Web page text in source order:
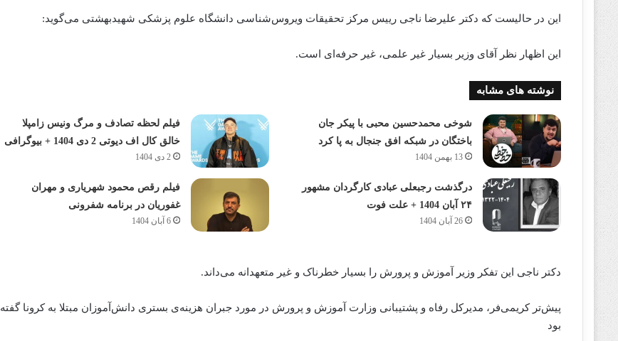
این در حالیست که دکتر علیرضا ناجی رییس مرکز تحقیقات ویروس‌شناسی دانشگاه علوم پزشکی شهیدبهشتی می‌گوید:
این اظهار نظر آقای وزیر بسیار غیر علمی، غیر حرفه‌ای است.
نوشته های مشابه
شوخی محمدحسین محبی با پیکر جان
باختگان در شبکه افق جنجال به پا کرد
13 بهمن 1404
فیلم لحظه تصادف و مرگ ونیس زامپلا
خالق کال اف دیوتی 2 دی 1404 + بیوگرافی
2 دی 1404
درگذشت رجبعلی عبادی کارگردان مشهور
۲۴ آبان 1404 + علت فوت
26 آبان 1404
فیلم رقص محمود شهریاری و مهران
غفوریان در برنامه شفرونی
6 آبان 1404
دکتر ناجی این تفکر وزیر آموزش و پرورش را بسیار خطرناک و غیر متعهدانه می‌داند.
پیش‌تر کریمی‌فر، مدیرکل رفاه و پشتیبانی وزارت آموزش و پرورش در مورد جبران هزینه‌ی بستری دانش‌آموزان مبتلا به کرونا گفته
بود